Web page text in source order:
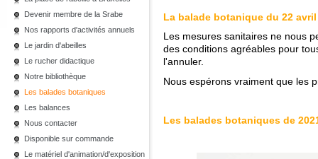
Devenir membre de la Srabe
Nos rapports d'activités annuels
Le jardin d'abeilles
Le rucher didactique
Notre bibliothèque
Les balades botaniques
Les balances
Nous contacter
Disponible sur commande
Le matériel d'animation/d'exposition
La balade botanique du 22
Les mesures sanitaires ne nous
des conditions agréables pour
l'annuler.
Nous espérons vraiment que les
Les balades botaniques de